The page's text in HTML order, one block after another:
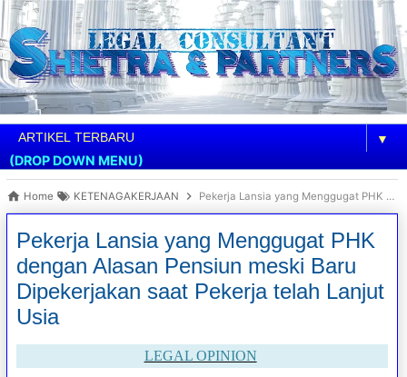
▼
(DROP DOWN MENU)
Home KETENAGAKERJAAN Pekerja Lansia yang Menggugat PHK dengan Alasan Pensiun meski Baru Dipekerjakan saat Pekerja telah Lanjut Usia
Pekerja Lansia yang Menggugat PHK
dengan Alasan Pensiun meski Baru
Dipekerjakan saat Pekerja telah Lanjut
Usia
LEGAL OPINION